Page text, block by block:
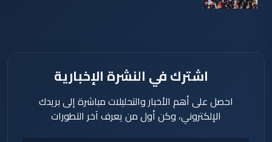
اشترك في النشرة الإخبارية
احصل على أهم الأخبار والتحليلات مباشرة إلى بريدك
الإلكتروني، وكن أول من يعرف آخر التطورات